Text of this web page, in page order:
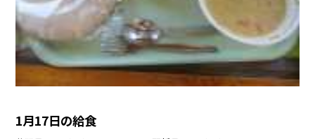
1月17日の給食